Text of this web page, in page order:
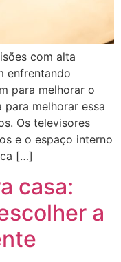
com alta
enfrentando
para melhorar o
melhorar essa
Os televisores
e o espaço interno
[…]
casa:
a